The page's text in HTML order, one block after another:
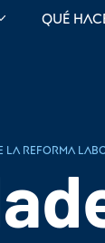
Qué
la reforma